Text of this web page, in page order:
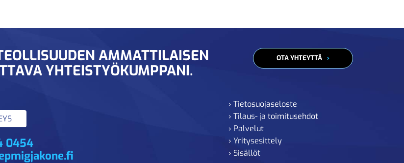
AMMATTILAISEN
YHTEISTYÖKUMPPANI.
OTA YHTEYTTÄ
0454
› Tietosuojaseloste
› Tilaus- ja toimitusehdot
› Palvelut
› Yritysesittely
› Sisällöt